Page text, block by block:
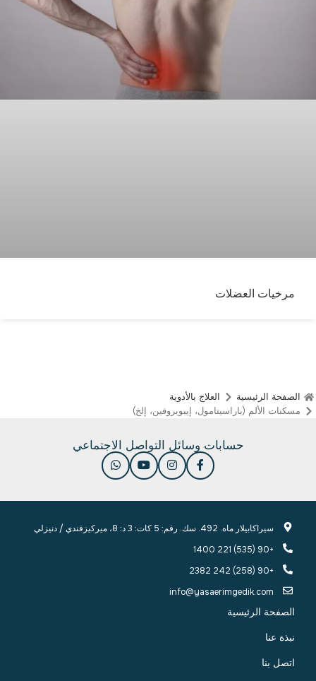
مرخيات العضلات
الصفحة الرئيسية
العلاج بالأدوية
مسكنات الألم (باراسيتامول، إيبوبروفين، إلخ)
حسابات وسائل التواصل الاجتماعي
سيراكابيلار ماه. 492. سك. رقم: 5 كات: 3 د: 8، ميركيزفندي / دنيزلي
+90 (535) 221 1400
+90 (258) 242 2382
info@yasaerimgedik.com
الصفحة الرئيسية
نبذة عنا
اتصل بنا